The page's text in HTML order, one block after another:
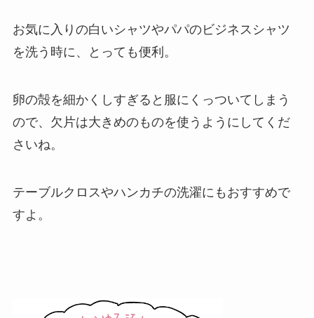
お気に入りの白いシャツやパパのビジネスシャツ
を洗う時に、とっても便利。
卵の殻を細かくしすぎると服にくっついてしまう
ので、欠片は大きめのものを使うようにしてくだ
さいね。
テーブルクロスやハンカチの洗濯にもおすすめで
すよ。